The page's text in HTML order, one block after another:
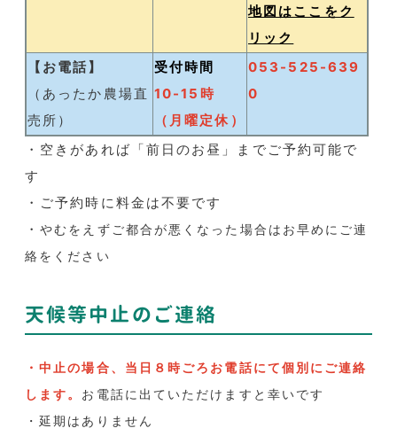
地図はここをク
リック
【お電話】
（あったか農場直
売所）
受付時間
10-15時
（月曜定休）
053-525-639
0
・空きがあれば「前日のお昼」までご予約可能で
す
・ご予約時に料金は不要です
・やむをえずご都合が悪くなった場合はお早めにご連
絡をください
天候等中止のご連絡
・中止の場合、当日８時ごろお電話にて個別にご連絡
します。 お電話に出ていただけますと幸いです
・延期はありません